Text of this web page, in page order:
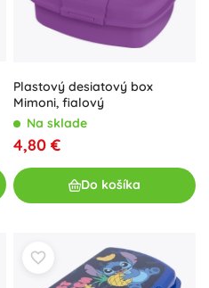
Plastový desiatový box
Mimoni, fialový
Na sklade
4,80 €
Do košíka